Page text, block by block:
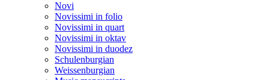
Novi
Novissimi in folio
Novissimi in quart
Novissimi in oktav
Novissimi in duodez
Schulenburgian
Weissenburgian